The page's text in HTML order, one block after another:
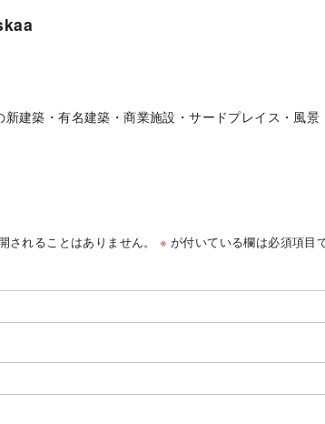
建築・有名建築・商業施設・サードプレイス・風
されることはありません。 ※ が付いている欄は必須項目